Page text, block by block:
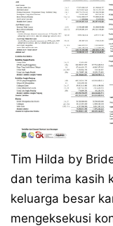
Tim Hilda by
dan terima kasih
keluarga besar
mengeksekusi